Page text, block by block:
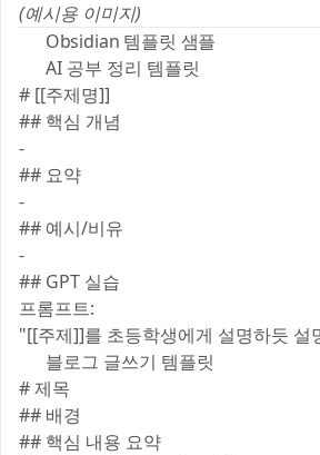
(예시용 이미지)
🧾 Obsidian 템플릿 샘플
📘 AI 공부 정리 템플릿
# [[주제명]]
## 핵심 개념
-
## 요약
-
## 예시/비유
-
## GPT 실습
프롬프트:
"[[주제]]를 초등학생에게 설명하듯 설
📝 블로그 글쓰기 템플릿
# 제목
## 배경
## 핵심 내용 요약